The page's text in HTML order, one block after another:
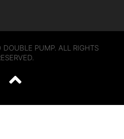
PUMP. ALL RIGHTS